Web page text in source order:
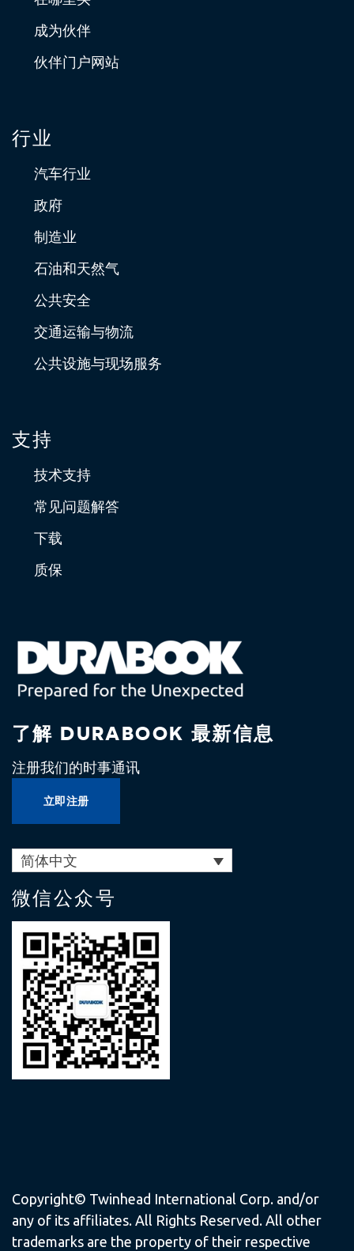
成为伙伴
伙伴门户网站
行业
汽车行业
政府
制造业
石油和天然气
公共安全
交通运输与物流
公共设施与现场服务
支持
技术支持
常见问题解答
下载
质保
了解 DURABOOK 最新信息
注册我们的时事通讯
立即注册
简体中文
微信公众号
Copyright© Twinhead International Corp. and/or
any of its affiliates. All Rights Reserved. All other
trademarks are the property of their respective